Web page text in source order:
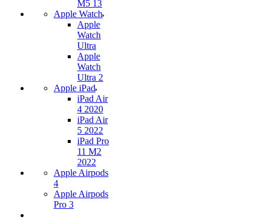
M5 13
Apple Watch
Apple
Watch
Ultra
Apple
Watch
Ultra 2
Apple iPad
iPad Air
4 2020
iPad Air
5 2022
iPad Pro
11 M2
2022
Apple Airpods
4
Apple Airpods
Pro 3